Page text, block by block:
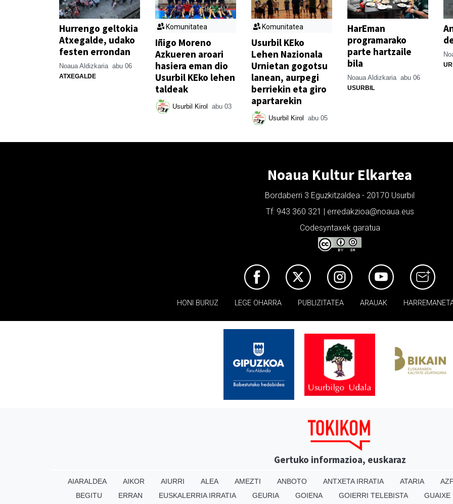
Hurrengo geltokia
Atxegalde, udako
festen errondan
Noaua Aldizkaria abu 06
ATXEGALDE
Komunitatea
Iñigo Moreno
Azkueren aroari
hasiera eman dio
Usurbil KEko lehen
taldeak
Usurbil Kirol abu 03
Komunitatea
Usurbil KEko
Lehen Nazionala
Urnietan gogotsu
lanean, aurpegi
berriekin eta giro
apartarekin
Usurbil Kirol abu 05
HarEman
programarako
parte hartzaile
bila
Noaua Aldizkaria abu 06
USURBIL
Noaua Kultur Elkartea
Bordaberri 3 Eguzkitzaldea - 20170 Usurbil
Tf: 943 360 321 | erredakzioa@noaua.eus
Codesyntaxek garatua
HONI BURUZ LEGE OHARRA PUBLIZITATEA ARAUAK
Gertuko informazioa, euskaraz
AIARALDEA AIKOR AIURRI ALEA AMEZTI ANBOTO ANTXETA IRRATIA ATARIA
BEGITU
ERRAN EUSKALERRIA IRRATIA GEURIA GOIENA GOIERRI TELEBISTA GUAIXE